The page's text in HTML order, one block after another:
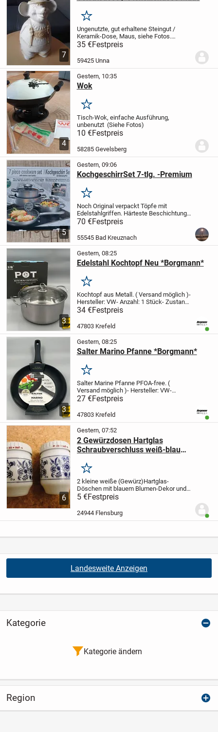
7
Merken
Ungenutzte, gut erhaltene Steingut /
Keramik-Dose, Maus, siehe Fotos.
Gesamthöhe ca 30 cm, Tiefe ca 14 cm,
Breite ca 16 cm.
ca 12 cm.Durch Lichteinwirkung beim
fotografieren...
35 €Festpreis
59425 Unna
4
Gestern, 10:35
Wok
Merken
Tisch-Wok, einfache Ausführung,
unbenutzt (Siehe Fotos)
10 €Festpreis
58285 Gevelsberg
5
Gestern, 09:06
KochgeschirrSet 7-tlg. -Premium
Merken
Noch Original verpackt Töpfe mit
Edelstahlgriffen. Härteste Beschichtung.
Weitere Daten -siehe auf Bilder
Direktkauf drücken🍀mit mir vorher
absprechen🍀Kann mit entspr.Porto
70 €Festpreis
55545 Bad Kreuznach
3
Gestern, 08:25
Edelstahl Kochtopf Neu *Borgmann*
Merken
Kochtopf aus Metall. ( Versand möglich )-
Hersteller: VW- Anzahl: 1 Stück- Zustand:
Neu- Teilenr.: Z0587435T1
stehen wir gerne zu Verfügung!
zum Hersteller (Informationspfli...
34 €Festpreis
47803 Krefeld
3
Gestern, 08:25
Salter Marino Pfanne *Borgmann*
Merken
Salter Marine Pfanne PFOA-free. (
Versand möglich )- Hersteller: VW-
Anzahl: 1 Stück- Zustand: Neu
stehen wir gerne zu Verfügung!
zum Hersteller (Informationspflichten
27 €Festpreis
47803 Krefeld
6
Gestern, 07:52
2 Gewürzdosen Hartglas
Schraubverschluss weiß-blau
Merken
2 kleine weiße (Gewürz)Hartglas-
Döschen mit blauem Blumen-Dekor und
schraubbaren Metall-Deckeln mit der
Aufschrift "zu /auf" und entsprechenden
Richtungspfeilen, jeweils ca. 7 cm hoch,
Öffnung ca. 3,5...
5 €Festpreis
24944 Flensburg
Landesweite Anzeigen
Kategorie
Kategorie ändern
Region